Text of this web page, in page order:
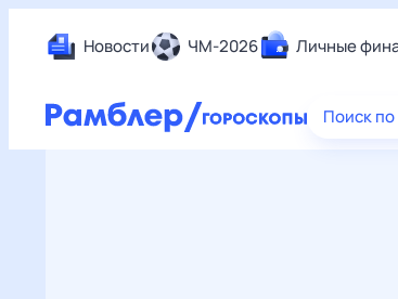
Новости ЧМ-2026 Личные
Поиск